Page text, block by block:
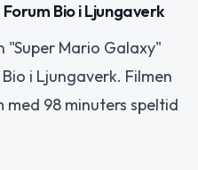
Bio i Ljungaverk
"Super Mario Galaxy"
i Ljungaverk. Filmen
98 minuters speltid